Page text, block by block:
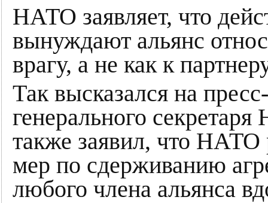
НАТО заявляет, что
вынуждают альянс
врагу, а не как к
Так высказался на
генерального
также заявил, что НАТО
мер по сдерживанию
любого члена альянса